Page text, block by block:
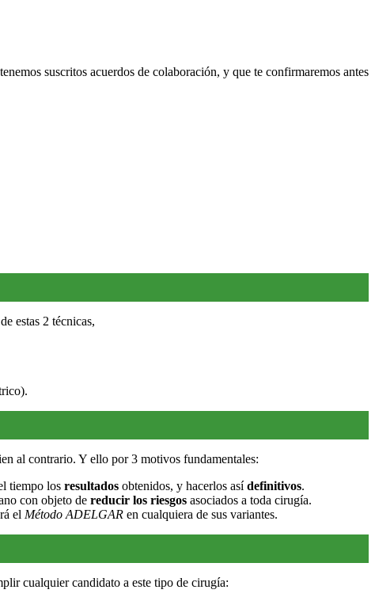
suscritos acuerdos de colaboración, y que te confirmaremos antes
estas 2 técnicas,
al contrario. Y ello por 3 motivos fundamentales:
tiempo los resultados obtenidos, y hacerlos asídefinitivos.
con objeto de reducir los riesgos asociados a toda cirugía.
el Método ADELGAR en cualquiera de sus variantes.
cualquier candidato a este tipo de cirugía: